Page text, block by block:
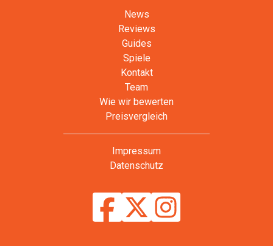
News
Reviews
Guides
Spiele
Kontakt
Team
Wie wir bewerten
Preisvergleich
Impressum
Datenschutz